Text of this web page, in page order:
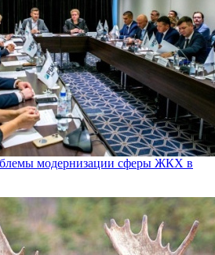
модернизации сферы ЖКХ в